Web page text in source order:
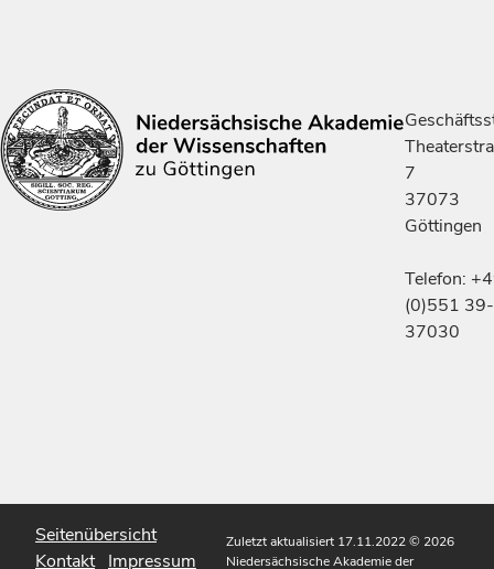
7
37073
Göttingen
Telefon:
(0)551 39-
37030
Seitenübersicht
Kontakt Impressum
Zuletzt aktualisiert 17.11.2022© 2026
Niedersächsische Akademie der